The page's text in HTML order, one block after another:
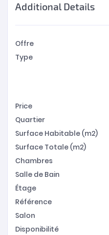
Additional Details
Offre
Type
Price
Quartier
Surface Habitable (m2)
Surface Totale (m2)
Chambres
Salle de Bain
Étage
Référence
Salon
Disponibilité